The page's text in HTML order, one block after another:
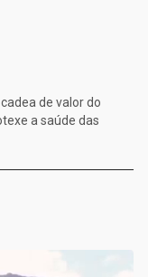
de valor do
a saúde das